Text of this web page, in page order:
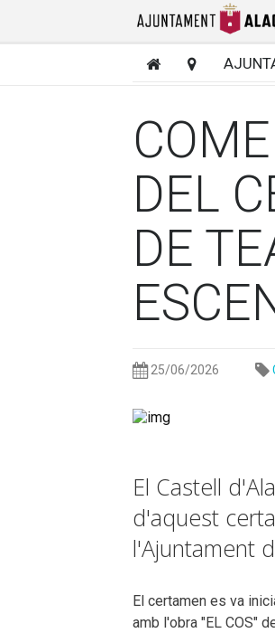
DEL
DE
25/06/2026
El Castell
d'aquest
l'Ajuntament
El certamen es va
amb l'obra "EL COS"